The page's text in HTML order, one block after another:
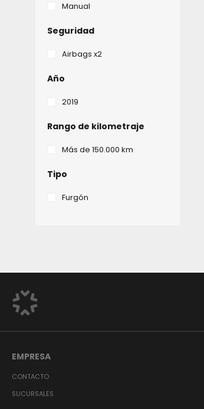
Manual
Seguridad
Airbags x2
Año
2019
Rango de kilometraje
Más de 150.000 km
Tipo
Furgón
EMPRESA
CONTACTO
SUCURSALES